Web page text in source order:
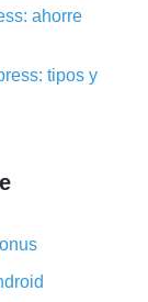
ahorre
tipos y
en
de